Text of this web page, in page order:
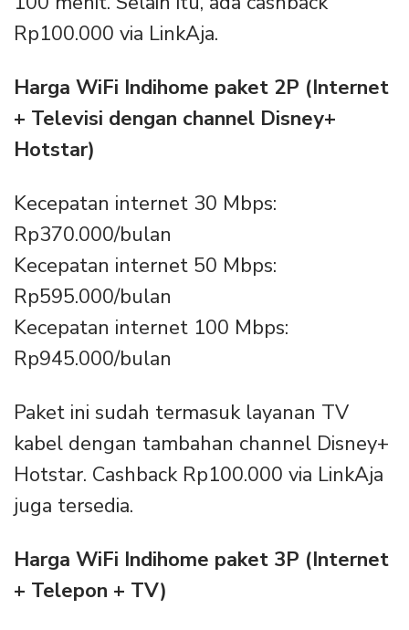
Rp100.000 via LinkAja.
Harga WiFi Indihome paket 2P (Internet
+ Televisi dengan channel Disney+
Hotstar)
Kecepatan internet 30 Mbps:
Rp370.000/bulan
Kecepatan internet 50 Mbps:
Rp595.000/bulan
Kecepatan internet 100 Mbps:
Rp945.000/bulan
Paket ini sudah termasuk layanan TV
kabel dengan tambahan channel Disney+
Hotstar. Cashback Rp100.000 via LinkAja
juga tersedia.
Harga WiFi Indihome paket 3P (Internet
+ Telepon + TV)